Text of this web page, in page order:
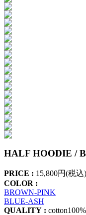
HALF HOODIE /
PRICE : 15,800円(税込)
COLOR :
BROWN-PINK
BLUE-ASH
QUALITY : cotton100%